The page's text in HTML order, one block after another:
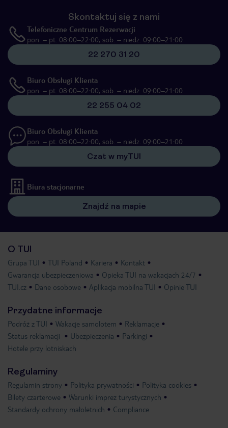
Skontaktuj się z nami
Telefoniczne Centrum Rezerwacji
pon. – pt. 08:00–22:00, sob. – niedz. 09:00–21:00
22 270 31 20
Biuro Obsługi Klienta
pon. – pt. 08:00–22:00, sob. – niedz. 09:00–21:00
22 255 04 02
Biuro Obsługi Klienta
pon. – pt. 08:00–22:00, sob. – niedz. 09:00–21:00
Czat w myTUI
Biura stacjonarne
Znajdź na mapie
O TUI
Grupa TUI TUI Poland Kariera
Kontakt
Gwarancja ubezpieczeniowa
Opieka TUI na wakacjach 24/7
TUI.cz
Dane osobowe Aplikacja mobilna TUI Opinie TUI
Przydatne informacje
Podróż z TUI Wakacje samolotem
Reklamacje
Status reklamacji
Ubezpieczenia
Parkingi
Hotele przy lotniskach
Regulaminy
Regulamin strony Polityka prywatności
Polityka cookies
Bilety czarterowe
Warunki imprez turystycznych
Standardy ochrony małoletnich
Compliance